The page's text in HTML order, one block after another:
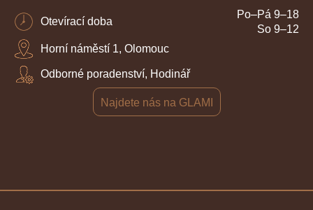
Otevírací doba
Po–Pá 9–18
So 9–12
Horní náměstí 1, Olomouc
Odborné poradenství, Hodinář
Najdete nás na GLAMI